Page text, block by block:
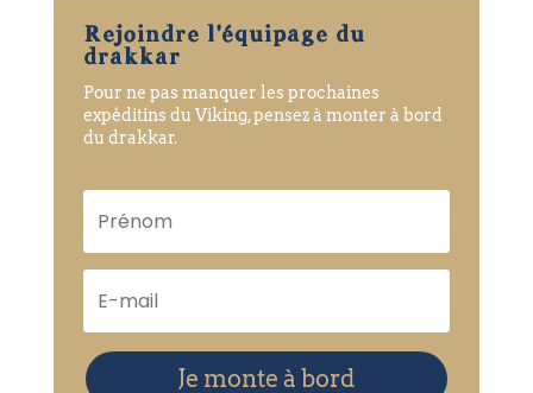
Rejoindre l'équipage du
drakkar
Pour ne pas manquer les prochaines
expéditins du Viking, pensez à monter à bord
du drakkar.
Je monte à bord